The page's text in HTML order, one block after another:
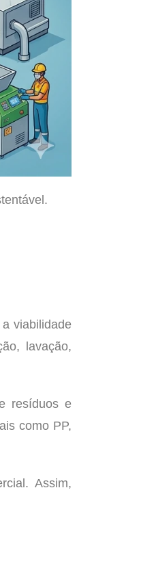
viabilidade
lavação,
resíduos e
como PP,
Assim,